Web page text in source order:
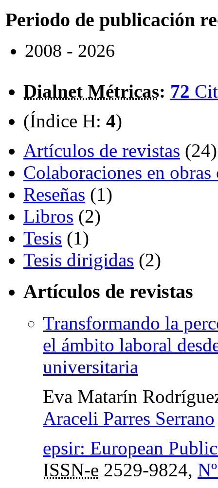
Periodo de publicación
2008 - 2026
Dialnet Métricas: 72
(Índice H: 4)
Artículos de revistas (24)
Colaboraciones en
Reseñas (1)
Libros (2)
Tesis (1)
Tesis dirigidas (2)
Artículos de revistas
Transformando la
el ámbito laboral
universitaria
Eva Matarín
Araceli Parres Serrano
epsir: European
ISSN-e 2529-9824,